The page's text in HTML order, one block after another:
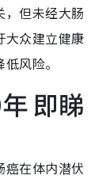
，但未经大肠
大众建立健康
风险。
即睇
癌在体内潜伏